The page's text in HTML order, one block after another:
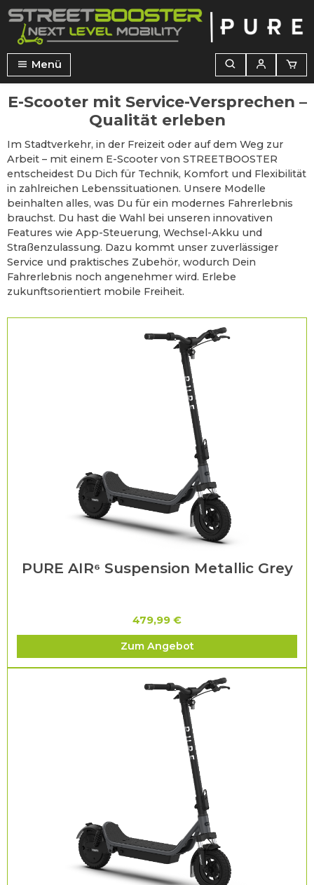
springen
Menü
E-Scooter mit Service-Versprechen –
Qualität erleben
Im Stadtverkehr, in der Freizeit oder auf dem Weg zur
Arbeit – mit einem E-Scooter von STREETBOOSTER
entscheidest Du Dich für Technik, Komfort und Flexibilität
in zahlreichen Lebenssituationen. Unsere Modelle
beinhalten alles, was Du für ein modernes Fahrerlebnis
brauchst. Du hast die Wahl bei unseren innovativen
Features wie App-Steuerung, Wechsel-Akku und
Straßenzulassung. Dazu kommt unser zuverlässiger
Service und praktisches Zubehör, wodurch Dein
Fahrerlebnis noch angenehmer wird. Erlebe
zukunftsorientiert mobile Freiheit.
PURE AIR⁶ Suspension Metallic Grey
479,99 €
Zum Angebot